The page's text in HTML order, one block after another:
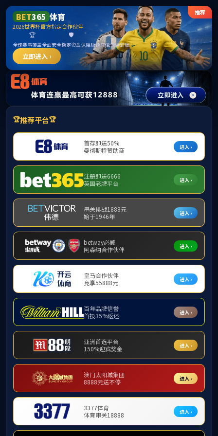
304am永利(中
首页
媒体聚焦
时事新闻
通知公告
学院动态
学院动态
我校学子在多项全国文科竞赛
我校外语学子荣获全国英语演
我校学子斩获多项国家级学科
我校学子在多项全国学科竞赛
我校机电学子首战智能工业
我校学子在首届AIGC创新创
艺术设计学院在2024年全国
我校在2024年全国大学生电
我校在第十五届盼盼食品杯
我校在第十四届“远华杯”全国